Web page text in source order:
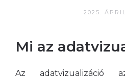
2025.
Mi az
Az adatvizualizáció